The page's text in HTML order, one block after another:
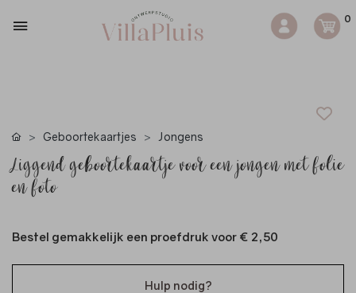
0
Geboortekaartjes Jongens
Liggend geboortekaartje voor een jongen met folie
en foto
Bestel gemakkelijk een proefdruk voor € 2,50
Hulp nodig?